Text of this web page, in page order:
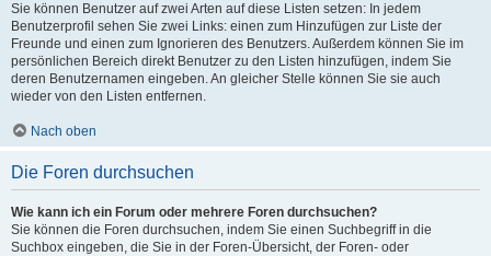
Sie können Benutzer auf zwei Arten auf diese Listen setzen: In jedem
Benutzerprofil sehen Sie zwei Links: einen zum Hinzufügen zur Liste der
Freunde und einen zum Ignorieren des Benutzers. Außerdem können Sie im
persönlichen Bereich direkt Benutzer zu den Listen hinzufügen, indem Sie
deren Benutzernamen eingeben. An gleicher Stelle können Sie sie auch
wieder von den Listen entfernen.
Nach oben
Die Foren durchsuchen
Wie kann ich ein Forum oder mehrere Foren durchsuchen?
Sie können die Foren durchsuchen, indem Sie einen Suchbegriff in die
Suchbox eingeben, die Sie in der Foren-Übersicht, der Foren- oder